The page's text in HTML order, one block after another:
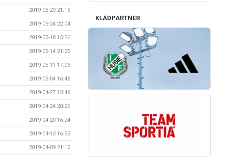
2019-05-29 21:15
2019-05-24 22:04
2019-05-18 15:36
2019-05-14 21:25
2019-05-11 17:06
2019-05-04 16:48
2019-04-27 15:49
2019-04-24 20:29
2019-04-20 16:24
2019-04-13 16:32
2019-04-09 21:12
KLÄDPARTNER